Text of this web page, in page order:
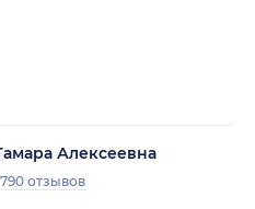
Алексеевна
790 отзывов